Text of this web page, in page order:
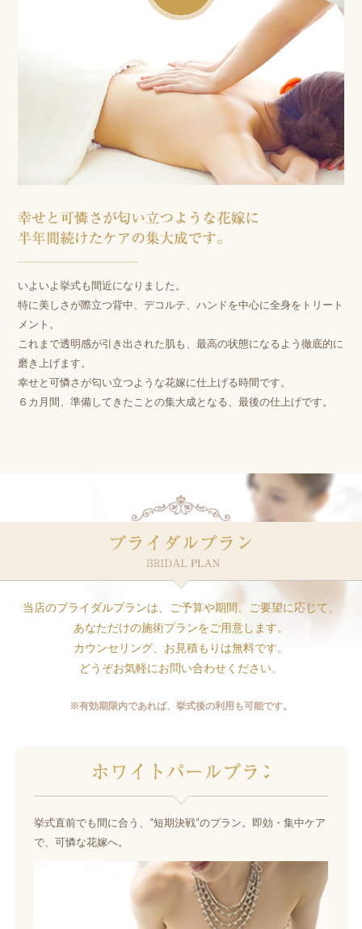
いよいよ挙式も間近になりました。
特に美しさが際立つ背中、デコルテ、ハンドを中心に全身をトリート
メント。
これまで透明感が引き出された肌も、最高の状態になるよう徹底的に
磨き上げます。
幸せと可憐さが匂い立つような花嫁に仕上げる時間です。
６カ月間、準備してきたことの集大成となる、最後の仕上げです。
当店のブライダルプランは、ご予算や期間、ご要望に応じて、
あなただけの施術プランをご用意します。
カウンセリング、お見積もりは無料です。
どうぞお気軽にお問い合わせください。
※有効期限内であれば、挙式後の利用も可能です。
挙式直前でも間に合う、“短期決戦“のプラン。即効・集中ケア
で、可憐な花嫁へ。